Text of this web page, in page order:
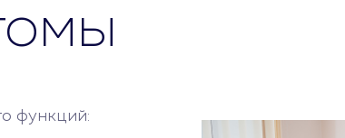
функций: